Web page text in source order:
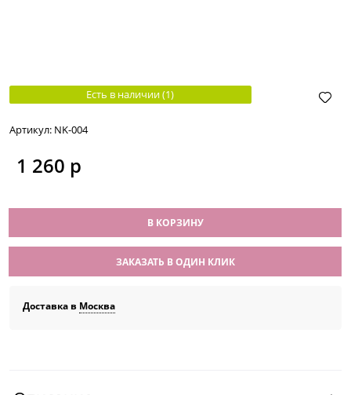
Есть в наличии (1)
Артикул: NK-004
1 260 р
В КОРЗИНУ
ЗАКАЗАТЬ В ОДИН КЛИК
Доставка в Москва